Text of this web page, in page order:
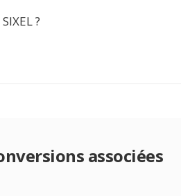
?
associées